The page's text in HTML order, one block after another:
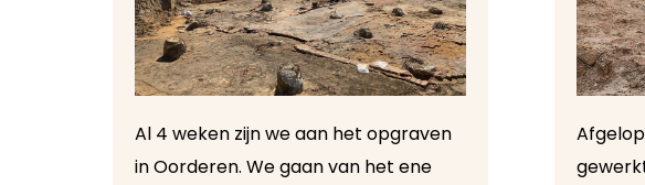
Al 4 weken zijn we aan het opgraven
in Oorderen. We gaan van het ene